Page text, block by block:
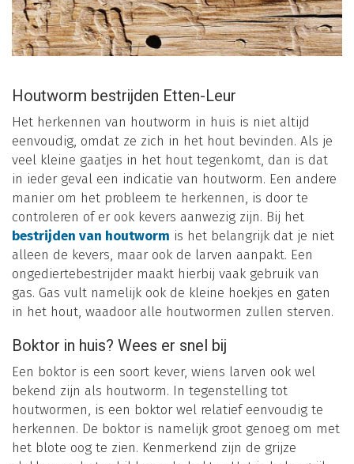
Houtworm bestrijden Etten-Leur
Het herkennen van houtworm in huis is niet altijd
eenvoudig, omdat ze zich in het hout bevinden. Als je
veel kleine gaatjes in het hout tegenkomt, dan is dat
in ieder geval een indicatie van houtworm. Een andere
manier om het probleem te herkennen, is door te
controleren of er ook kevers aanwezig zijn. Bij het
bestrijden van houtworm is het belangrijk dat je niet
alleen de kevers, maar ook de larven aanpakt. Een
ongediertebestrijder maakt hierbij vaak gebruik van
gas. Gas vult namelijk ook de kleine hoekjes en gaten
in het hout, waadoor alle houtwormen zullen sterven.
Boktor in huis? Wees er snel bij
Een boktor is een soort kever, wiens larven ook wel
bekend zijn als houtworm. In tegenstelling tot
houtwormen, is een boktor wel relatief eenvoudig te
herkennen. De boktor is namelijk groot genoeg om met
het blote oog te zien. Kenmerkend zijn de grijze